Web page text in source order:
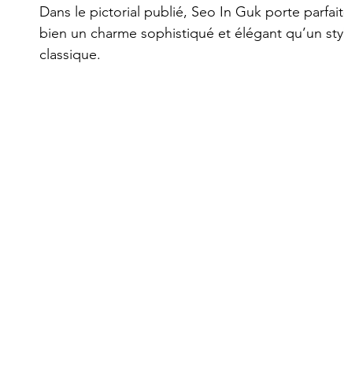
Dans le pictorial publié, Seo In Guk porte
bien un charme sophistiqué et élégant qu’un
classique.